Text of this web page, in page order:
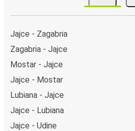
Jajce - Zagabria
Zagabria - Jajce
Mostar - Jajce
Jajce - Mostar
Lubiana - Jajce
Jajce - Lubiana
Jajce - Udine